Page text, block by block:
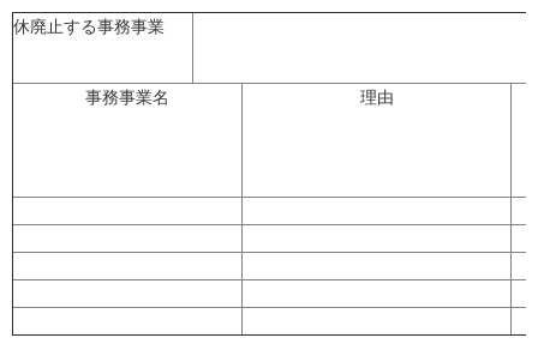
休廃止する事務事業
事務事業名 理由